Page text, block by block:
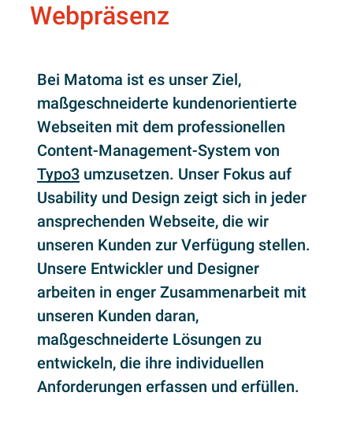
Webpräsenz
Bei Matoma ist es unser Ziel,
maßgeschneiderte kundenorientierte
Webseiten mit dem professionellen
Content-Management-System von
Typo3umzusetzen. Unser Fokus auf
Usability und Design zeigt sich in jeder
ansprechenden Webseite, die wir
unseren Kunden zur Verfügung stellen.
Unsere Entwickler und Designer
arbeiten in enger Zusammenarbeit mit
unseren Kunden daran,
maßgeschneiderte Lösungen zu
entwickeln, die ihre individuellen
Anforderungen erfassen und erfüllen.